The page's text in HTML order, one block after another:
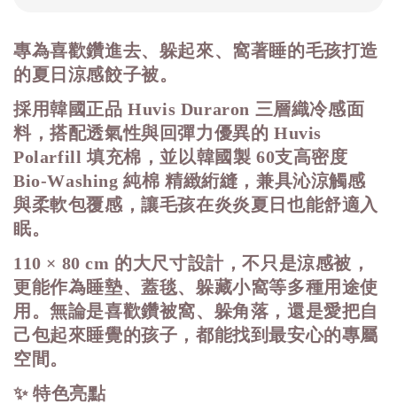
專為喜歡鑽進去、躲起來、窩著睡的毛孩打造
的夏日涼感餃子被。
採用韓國正品Huvis Duraron 三層織冷感面
料，搭配透氣性與回彈力優異的Huvis
Polarfill 填充棉 ，並以韓國製60支高密度
Bio-Washing 純棉 精緻絎縫，兼具沁涼觸感
與柔軟包覆感，讓毛孩在炎炎夏日也能舒適入
眠。
110 × 80 cm 的大尺寸設計，不只是涼感被，
更能作為睡墊、蓋毯、躲藏小窩等多種用途使
用。無論是喜歡鑽被窩、躲角落，還是愛把自
己包起來睡覺的孩子，都能找到最安心的專屬
空間。
✨ 特色亮點